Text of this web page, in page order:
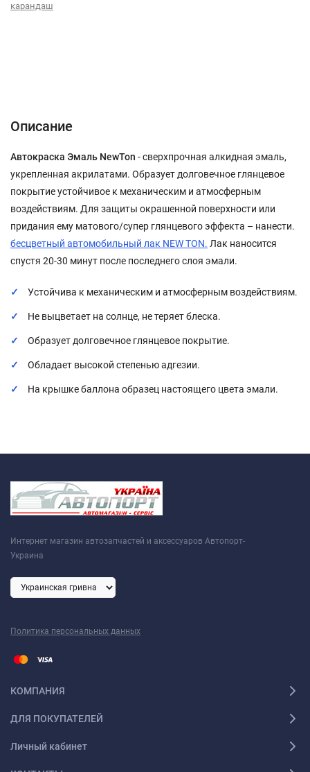
карандаш
Описание
Автокраска Эмаль NewTon - сверхпрочная алкидная эмаль,
укрепленная акрилатами. Образует долговечное глянцевое
покрытие устойчивое к механическим и атмосферным
воздействиям. Для защиты окрашенной поверхности или
придания ему матового/супер глянцевого эффекта – нанести.
бесцветный автомобильный лак NEW TON. Лак наносится
спустя 20-30 минут после последнего слоя эмали.
Устойчива к механическим и атмосферным воздействиям.
Не выцветает на солнце, не теряет блеска.
Образует долговечное глянцевое покрытие.
Обладает высокой степенью адгезии.
На крышке баллона образец настоящего цвета эмали.
Интернет магазин автозапчастей и аксессуаров Автопорт-
Украина
Политика персональных данных
КОМПАНИЯ
ДЛЯ ПОКУПАТЕЛЕЙ
Личный кабинет